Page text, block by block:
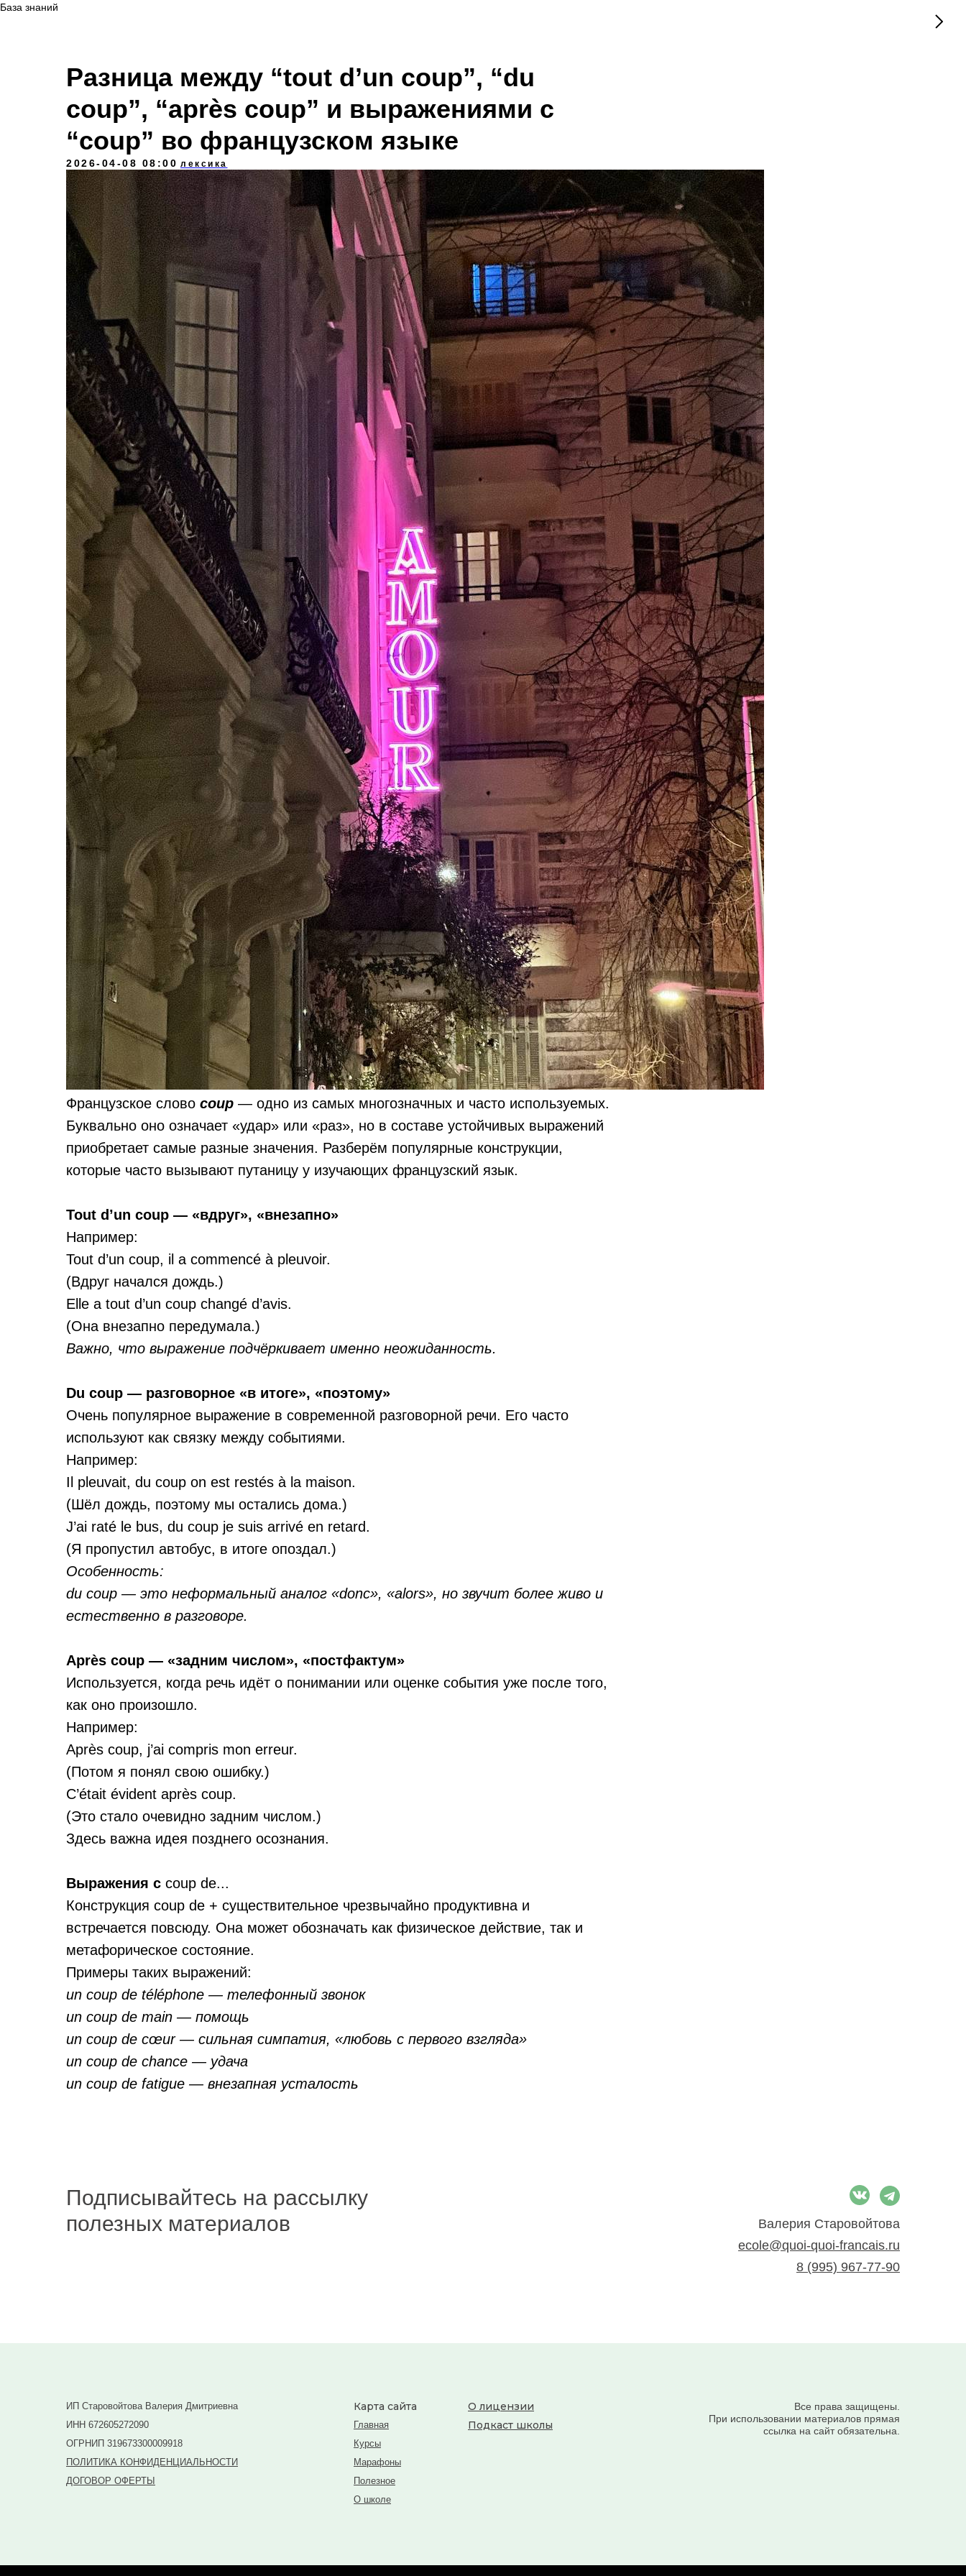
База знаний
Разница между “tout d’un coup”, “du
coup”, “après coup” и выражениями с
“coup” во французском языке
2026-04-08 08:00 лексика
Французское слово coup — одно из самых многозначных и часто используемых.
Буквально оно означает «удар» или «раз», но в составе устойчивых выражений
приобретает самые разные значения. Разберём популярные конструкции,
которые часто вызывают путаницу у изучающих французский язык.
Tout d’un coup — «вдруг», «внезапно»
Например:
Tout d’un coup, il a commencé à pleuvoir.
(Вдруг начался дождь.)
Elle a tout d’un coup changé d’avis.
(Она внезапно передумала.)
Важно, что выражение подчёркивает именно неожиданность.
Du coup — разговорное «в итоге», «поэтому»
Очень популярное выражение в современной разговорной речи. Его часто
используют как связку между событиями.
Например:
Il pleuvait, du coup on est restés à la maison.
(Шёл дождь, поэтому мы остались дома.)
J’ai raté le bus, du coup je suis arrivé en retard.
(Я пропустил автобус, в итоге опоздал.)
Особенность:
du coup — это неформальный аналог «donc», «alors», но звучит более живо и
естественно в разговоре.
Après coup — «задним числом», «постфактум»
Используется, когда речь идёт о понимании или оценке события уже после того,
как оно произошло.
Например:
Après coup, j’ai compris mon erreur.
(Потом я понял свою ошибку.)
C’était évident après coup.
(Это стало очевидно задним числом.)
Здесь важна идея позднего осознания.
Выражения с coup de...
Конструкция coup de + существительное чрезвычайно продуктивна и
встречается повсюду. Она может обозначать как физическое действие, так и
метафорическое состояние.
Примеры таких выражений:
un coup de téléphone — телефонный звонок
un coup de main — помощь
un coup de cœur — сильная симпатия, «любовь с первого взгляда»
un coup de chance — удача
un coup de fatigue — внезапная усталость
Подписывайтесь на рассылку
полезных материалов
Валерия Старовойтова
ecole@quoi-quoi-francais.ru
8 (995) 967-77-90
ИП Старовойтова Валерия Дмитриевна
ИНН 672605272090
ОГРНИП 319673300009918
ПОЛИТИКА КОНФИДЕНЦИАЛЬНОСТИ
ДОГОВОР ОФЕРТЫ
Карта сайта
Главная
Курсы
Марафоны
Полезное
О школе
Все права защищены.
При использовании материалов прямая
ссылка на сайт обязательна.
Подкаст школы
О лицензии